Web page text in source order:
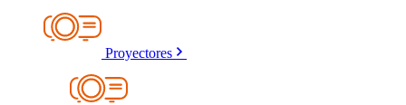
Proyectores